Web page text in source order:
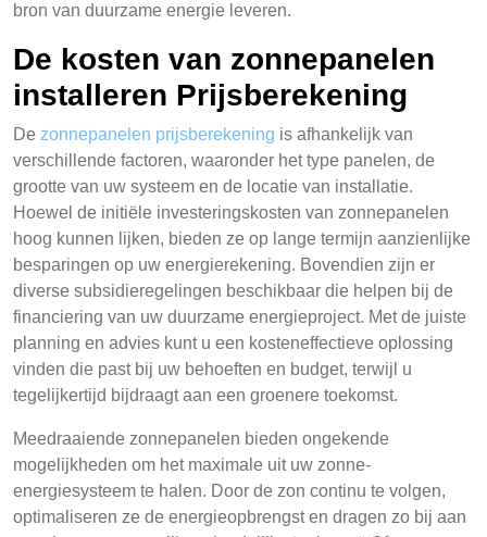
bron van duurzame energie leveren.
De kosten van zonnepanelen
installeren Prijsberekening
De zonnepanelen prijsberekening is afhankelijk van
verschillende factoren, waaronder het type panelen, de
grootte van uw systeem en de locatie van installatie.
Hoewel de initiële investeringskosten van zonnepanelen
hoog kunnen lijken, bieden ze op lange termijn aanzienlijke
besparingen op uw energierekening. Bovendien zijn er
diverse subsidieregelingen beschikbaar die helpen bij de
financiering van uw duurzame energieproject. Met de juiste
planning en advies kunt u een kosteneffectieve oplossing
vinden die past bij uw behoeften en budget, terwijl u
tegelijkertijd bijdraagt aan een groenere toekomst.
Meedraaiende zonnepanelen bieden ongekende
mogelijkheden om het maximale uit uw zonne-
energiesysteem te halen. Door de zon continu te volgen,
optimaliseren ze de energieopbrengst en dragen zo bij aan